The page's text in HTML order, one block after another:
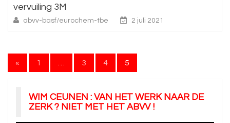
vervuiling 3M
abvv-basf/eurochem-tbe 2 juli 2021
Berichten
« 1 3 4 5
WIM CEUNEN : VAN HET WERK NAAR DE
ZERK ? NIET MET HET ABVV !